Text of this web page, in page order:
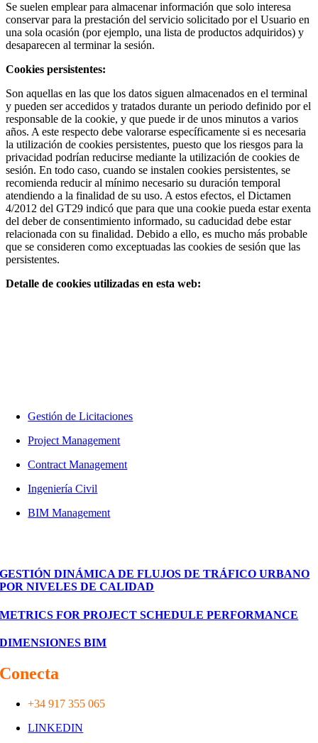
Se suelen emplear para almacenar información que solo interesa
conservar para la prestación del servicio solicitado por el Usuario en
una sola ocasión (por ejemplo, una lista de productos adquiridos) y
desaparecen al terminar la sesión.
Cookies persistentes:
Son aquellas en las que los datos siguen almacenados en el terminal
y pueden ser accedidos y tratados durante un periodo definido por el
responsable de la cookie, y que puede ir de unos minutos a varios
años. A este respecto debe valorarse específicamente si es necesaria
la utilización de cookies persistentes, puesto que los riesgos para la
privacidad podrían reducirse mediante la utilización de cookies de
sesión. En todo caso, cuando se instalen cookies persistentes, se
recomienda reducir al mínimo necesario su duración temporal
atendiendo a la finalidad de su uso. A estos efectos, el Dictamen
4/2012 del GT29 indicó que para que una cookie pueda estar exenta
del deber de consentimiento informado, su caducidad debe estar
relacionada con su finalidad. Debido a ello, es mucho más probable
que se consideren como exceptuadas las cookies de sesión que las
persistentes.
Detalle de cookies utilizadas en esta web:
Gestión de Licitaciones
Project Management
Contract Management
Ingeniería Civil
BIM Management
GESTIÓN DINÁMICA DE FLUJOS DE TRÁFICO URBANO
POR NIVELES DE CALIDAD
METRICS FOR PROJECT SCHEDULE PERFORMANCE
DIMENSIONES BIM
Conecta
+34 917 355 065
LINKEDIN